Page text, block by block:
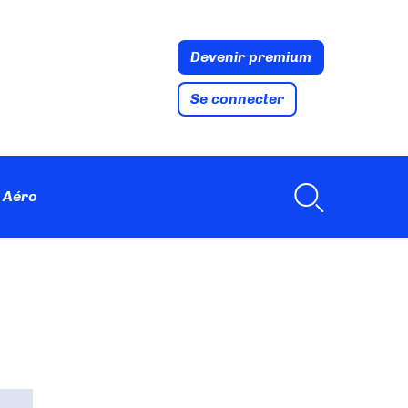
Devenir premium
Se connecter